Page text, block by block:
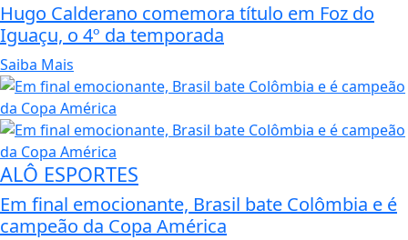
Hugo Calderano comemora título em Foz do
Iguaçu, o 4º da temporada
Saiba Mais
ALÔ ESPORTES
Em final emocionante, Brasil bate Colômbia e é
campeão da Copa América